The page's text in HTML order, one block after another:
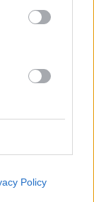
Policy